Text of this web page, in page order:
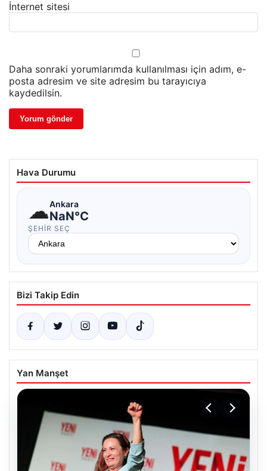
İnternet sitesi
Daha sonraki yorumlarımda kullanılması için adım, e-
posta adresim ve site adresim bu tarayıcıya
kaydedilsin.
Hava Durumu
☁Ankara
NaN°C
ŞEHIR SEÇ
Bizi Takip Edin
Yan Manşet